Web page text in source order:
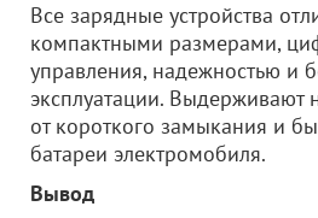
Все зарядные устройства
компактными размерами,
управления, надежностью и
эксплуатации. Выдерживают
от короткого замыкания и
батареи электромобиля.
Вывод